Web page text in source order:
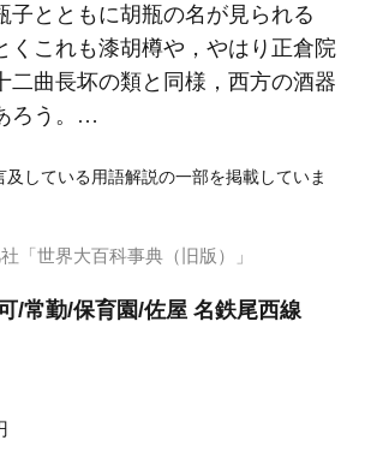
子とともに胡瓶の名が見られる
くこれも漆胡樽や，やはり正倉院
二曲長坏の類と同様，西方の酒器
ろう。…
している用語解説の一部を掲載していま
「世界大百科事典（旧版）」
/常勤/保育園/佐屋 名鉄尾西線